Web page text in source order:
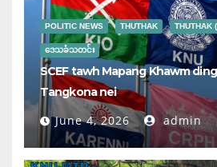
POLITIC NEWS THUTHAK THUTHAK
ဒေသခံသတင်း
SCEF tawh Mapang Khawm
Tangkona nei
June 4, 2026 admin